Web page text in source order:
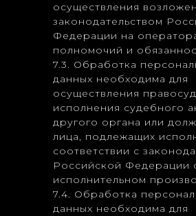
осуществления
законодательством
Федерации на
полномочий и
7.3. Обработка
данных необходима для
осуществления
исполнения судебного
другого органа или
лица, подлежащих
соответствии с
Российской Федерации
исполнительном
7.4. Обработка
данных необходима для